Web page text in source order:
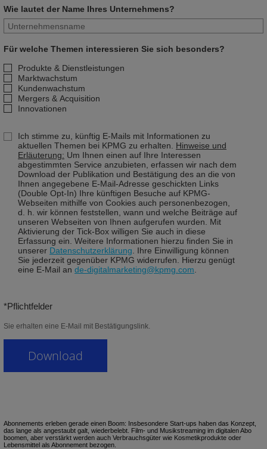
Wie lautet der Name Ihres Unternehmens?
Für welche Themen interessieren Sie sich besonders?
Produkte & Dienstleistungen
Marktwachstum
Kundenwachstum
Mergers & Acquisition
Innovationen
Ich stimme zu, künftig E-Mails mit Informationen zu
aktuellen Themen bei KPMG zu erhalten. Hinweise und
Erläuterung: Um Ihnen einen auf Ihre Interessen
abgestimmten Service anzubieten, erfassen wir nach dem
Download der Publikation und Bestätigung des an die von
Ihnen angegebene E-Mail-Adresse geschickten Links
(Double Opt-In) Ihre künftigen Besuche auf KPMG-
Webseiten mithilfe von Cookies auch personenbezogen,
d. h. wir können feststellen, wann und welche Beiträge auf
unseren Webseiten von Ihnen aufgerufen wurden. Mit
Aktivierung der Tick-Box willigen Sie auch in diese
Erfassung ein. Weitere Informationen hierzu finden Sie in
unserer Datenschutzerklärung . Ihre Einwilligung können
Sie jederzeit gegenüber KPMG widerrufen. Hierzu genügt
eine E-Mail an de-digitalmarketing@kpmg.com
*Pflichtfelder
Sie erhalten eine E-Mail mit Bestätigungslink.
Abonnements erleben gerade einen Boom: Insbesondere Start-ups haben das Konzept,
das lange als angestaubt galt, wiederbelebt. Film- und Musikstreaming im digitalen Abo
boomen, aber verstärkt werden auch Verbrauchsgüter wie Kosmetikprodukte oder
Lebensmittel als Abonnement bezogen.